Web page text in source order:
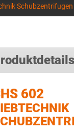
Schubzentrifugen
602